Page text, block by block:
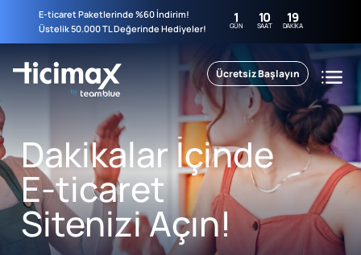
E-ticaret Paketlerinde %60 İndirim!
Üstelik 50.000 TL Değerinde Hediyeler!
1
GÜN 10
SAAT 19
DAKIKA
Ücretsiz Başlayın
Dakikalar İçinde
E-ticaret
Sitenizi Açın!